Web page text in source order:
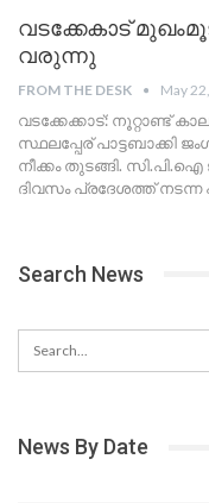
വടക്കേകാട്
വരുന്നു
FROM THE DESK May
വടക്കേക്കാട്: നൂറ്റാണ്ട്
സ്ഥലപ്പേര്
നീക്കം തുടങ്ങി.
ദിവസം പ്രദേശത്ത് നടന്ന
Search News
News By Date